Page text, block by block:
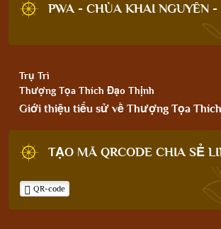
PWA - CHÙA KHAI NGUYÊN -
Trụ Trì
Thượng Tọa Thích Đạo Thịnh
Giới thiệu tiểu sử về Thượng Tọa
TẠO MÃ QRCODE CHIA SẺ
QR-code